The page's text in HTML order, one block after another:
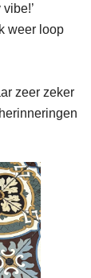
weer loop
zeer zeker